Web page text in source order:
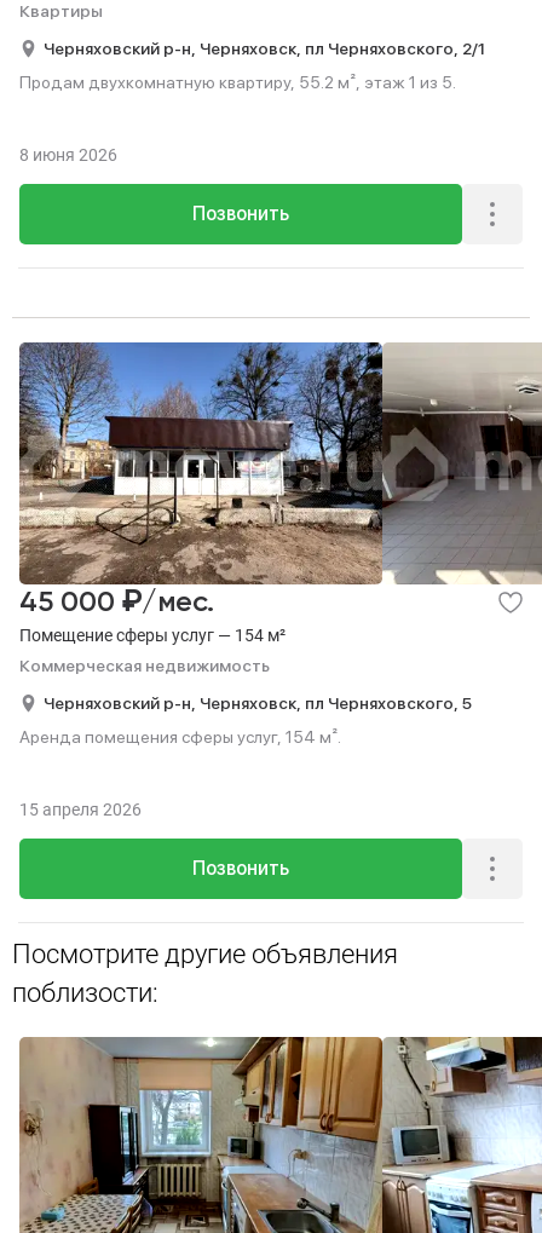
Квартиры
Черняховский р-н, Черняховск, пл Черняховского, 2/1
Продам двухкомнатную квартиру, 55.2 м², этаж 1 из 5.
Позвонить
8 июня 2026
Помещение сферы услуг — 154 м²
Коммерческая недвижимость
45 000 ₽/мес.
Черняховский р-н, Черняховск, пл Черняховского, 5
Аренда помещения сферы услуг, 154 м².
Позвонить
15 апреля 2026
Посмотрите другие объявления
поблизости: